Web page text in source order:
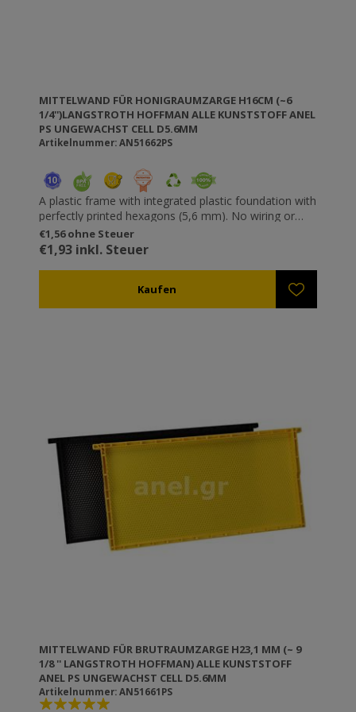
MITTELWAND FÜR HONIGRAUMZARGE H16CM (~6
1/4'')LANGSTROTH HOFFMAN ALLE KUNSTSTOFF ANEL
PS UNGEWACHST CELL D5.6MM
Artikelnummer: AN51662PS
A plastic frame with integrated plastic foundation with
perfectly printed hexagons (5,6 mm). No wiring or
riveting necessary. Resistant to wax moths. It does
not get unfastened or loose and does not “sag”. You
can use higher speeds in the honey extractor without
types such as fir). All ANEL plastic frames are
available waxed or unwaxed. If you want to wax ANEL
€1,56 ohne Steuer
€1,93 inkl. Steuer
MITTELWAND FÜR BRUTRAUMZARGE H23,1 MM (~ 9
1/8 '' LANGSTROTH HOFFMAN) ALLE KUNSTSTOFF
ANEL PS UNGEWACHST CELL D5.6MM
Artikelnummer: AN51661PS